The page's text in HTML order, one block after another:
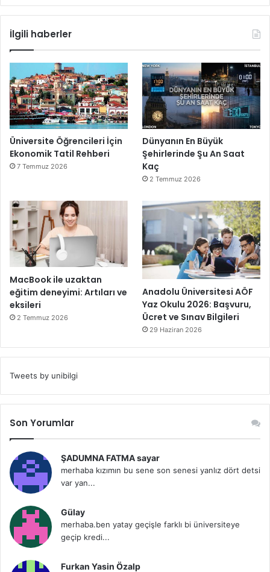
İlgili haberler
Üniversite Öğrencileri İçin
Ekonomik Tatil Rehberi
7 Temmuz 2026
Dünyanın En Büyük
Şehirlerinde Şu An Saat
Kaç
2 Temmuz 2026
MacBook ile uzaktan
eğitim deneyimi: Artıları ve
eksileri
2 Temmuz 2026
Anadolu Üniversitesi AÖF
Yaz Okulu 2026: Başvuru,
Ücret ve Sınav Bilgileri
29 Haziran 2026
Tweets by unibilgi
Son Yorumlar
ŞADUMNA FATMA sayar
merhaba kızımın bu sene son senesi yanlız dört detsi
var yan...
Gülay
merhaba.ben yatay geçişle farklı bi üniversiteye
geçip kredi...
Furkan Yasin Özalp